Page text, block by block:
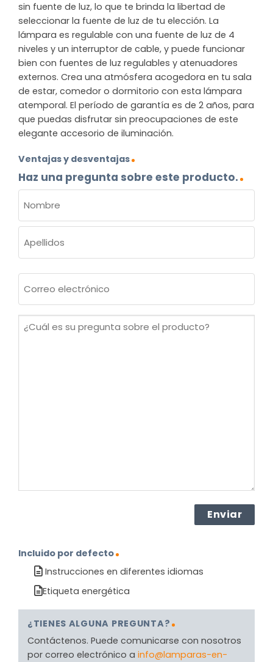
sin fuente de luz, lo que te brinda la libertad de
seleccionar la fuente de luz de tu elección. La
lámpara es regulable con una fuente de luz de 4
niveles y un interruptor de cable, y puede funcionar
bien con fuentes de luz regulables y atenuadores
externos. Crea una atmósfera acogedora en tu sala
de estar, comedor o dormitorio con esta lámpara
atemporal. El período de garantía es de 2 años, para
que puedas disfrutar sin preocupaciones de este
elegante accesorio de iluminación.
Ventajas y desventajas
Haz una pregunta sobre este producto.
(OBLIGATORIO)
Nombre
electrónico
¿Cuál
Incluido por defecto
Instrucciones en diferentes idiomas
Etiqueta energética
¿TIENES ALGUNA PREGUNTA?
Contáctenos. Puede comunicarse con nosotros
por correo electrónico a info@lamparas-en-